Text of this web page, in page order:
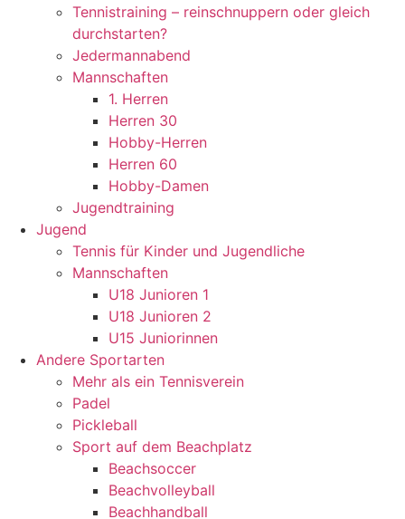
Tennistraining – reinschnuppern oder gleich
durchstarten?
Jedermannabend
Mannschaften
1. Herren
Herren 30
Hobby-Herren
Herren 60
Hobby-Damen
Jugendtraining
Jugend
Tennis für Kinder und Jugendliche
Mannschaften
U18 Junioren 1
U18 Junioren 2
U15 Juniorinnen
Andere Sportarten
Mehr als ein Tennisverein
Padel
Pickleball
Sport auf dem Beachplatz
Beachsoccer
Beachvolleyball
Beachhandball